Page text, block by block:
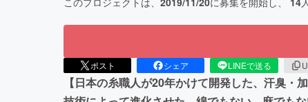
ポスト シェア LINEで送る
【日本の糸職人が20年かけて開発した、汗臭